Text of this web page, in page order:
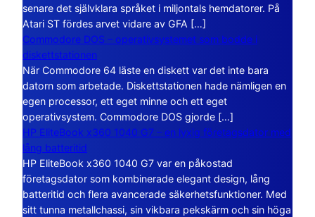
senare det självklara språket i miljontals hemdatorer. På
Atari ST fördes arvet vidare av GFA […]
Commodore DOS – operativsystemet som bodde i
diskettstationen
När Commodore 64 läste en diskett var det inte bara
datorn som arbetade. Diskettstationen hade nämligen en
egen processor, ett eget minne och ett eget
operativsystem. Commodore DOS gjorde […]
HP EliteBook x360 1040 G7 – en lyxig företagsdator med
lång batteritid
HP EliteBook x360 1040 G7 var en påkostad
företagsdator som kombinerade elegant design, lång
batteritid och flera avancerade säkerhetsfunktioner. Med
sitt tunna metallchassi, sin vikbara pekskärm och sin höga